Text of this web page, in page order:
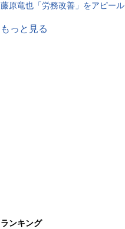
藤原竜也「労務改善」をアピール
もっと見る
ランキング